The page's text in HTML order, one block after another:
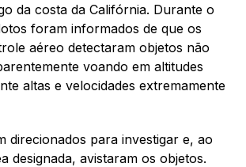
da costa da Califórnia. Durante o
foram informados de que os
aéreo detectaram objetos não
voando em altitudes
altas e velocidades extremamente
direcionados para investigar e, ao
designada, avistaram os objetos.